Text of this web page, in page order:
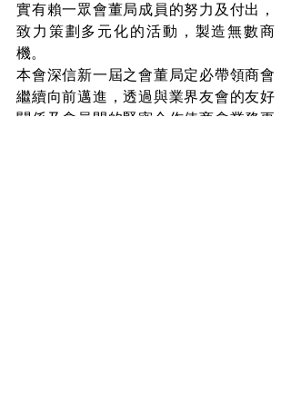
實有賴一眾會董局成員的努力及付出，
致力策劃多元化的活動，製造無數商
機。
本會深信新一屆之會董局定必帶領商會
繼續向前邁進，透過與業界友會的友好
關係及會員間的緊密合作使商會業務更